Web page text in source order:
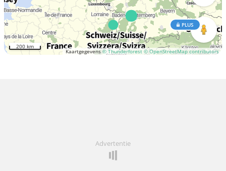
Kaartgegevens© Thunderforest © OpenStreetMap contributors
PLUS
200 km
Advertentie